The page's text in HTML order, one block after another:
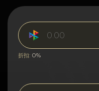
折扣: 0%